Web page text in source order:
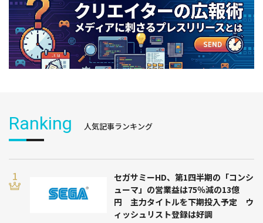
Ranking 人気記事ランキング
セガサミーHD、第1四半期の「コンシ
ューマ」の営業益は75％減の13億
円 主力タイトルを下期投入予定 ウ
ィッシュリスト登録は好調